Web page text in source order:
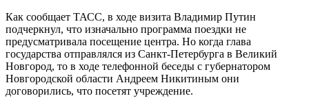
Как сообщает ТАСС, в ходе визита Владимир Путин
подчеркнул, что изначально программа поездки не
предусматривала посещение центра. Но когда глава
государства отправлялся из Санкт-Петербурга в Великий
Новгород, то в ходе телефонной беседы с губернатором
Новгородской области Андреем Никитиным они
договорились, что посетят учреждение.